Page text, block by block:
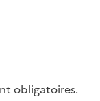
obligatoires.